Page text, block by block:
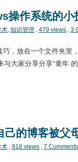
操作系统的小
术, 知识管理 , 479 views , 3
，放在一个文件夹里
大家分享分享“童年 的
的博客被父
术 , 818 views , 7 Comments